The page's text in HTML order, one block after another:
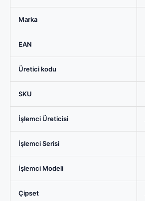
M.2
Sistem
EPIC-
i5-
TRAY
MSI
RTX
Marka
EAN
Üretici kodu
SKU
İşlemci Üreticisi
İşlemci Serisi
İşlemci Modeli
Çipset